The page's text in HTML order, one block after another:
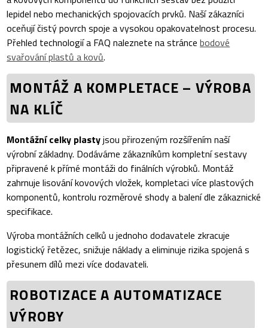
lepidel nebo mechanických spojovacích prvků. Naší zákazníci
oceňují čistý povrch spoje a vysokou opakovatelnost procesu.
Přehled technologií a FAQ naleznete na stráncebodové
svařování plastů a kovů.
MONTÁŽ A KOMPLETACE – VÝROBA
NA KLÍČ
Montážní celky plastyjsou přirozeným rozšířením naší
výrobní základny. Dodáváme zákazníkům kompletní sestavy
připravené k přímé montáži do finálních výrobků. Montáž
zahrnuje lisování kovových vložek, kompletaci více plastových
komponentů, kontrolu rozměrové shody a balení dle zákaznické
specifikace.
Výroba montážních celků u jednoho dodavatele zkracuje
logistický řetězec, snižuje náklady a eliminuje rizika spojená s
přesunem dílů mezi více dodavateli.
ROBOTIZACE A AUTOMATIZACE
VÝROBY